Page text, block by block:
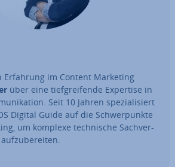
Erfahrung im Content Marketing
über eine tief­grei­fen­de Expertise in
Seit 10 Jahren spe­zia­li­siert
Digital Guide auf die Schwer­punk­te
um komplexe tech­ni­sche Sach­ver­